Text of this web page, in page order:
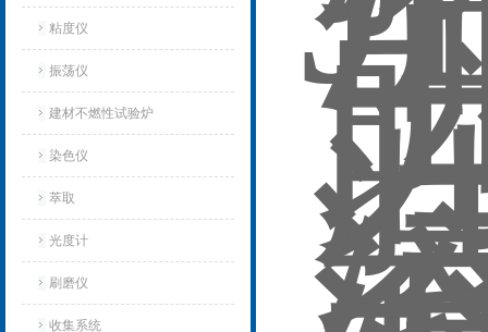
粘度仪
振荡仪
建材不燃性试验炉
染色仪
萃取
光度计
刷磨仪
收集系统